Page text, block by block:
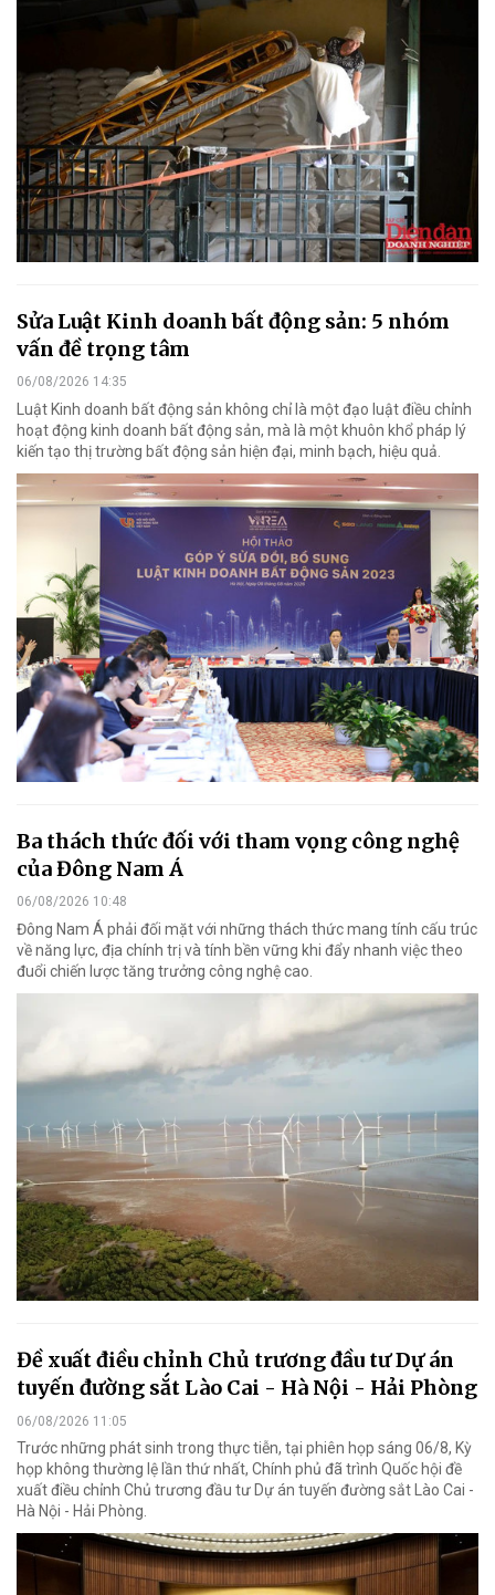
Sửa Luật Kinh doanh bất động sản: 5 nhóm
vấn đề trọng tâm
06/08/2026 14:35
Luật Kinh doanh bất động sản không chỉ là một đạo luật điều chỉnh
hoạt động kinh doanh bất động sản, mà là một khuôn khổ pháp lý
kiến tạo thị trường bất động sản hiện đại, minh bạch, hiệu quả.
Ba thách thức đối với tham vọng công nghệ
của Đông Nam Á
06/08/2026 10:48
Đông Nam Á phải đối mặt với những thách thức mang tính cấu trúc
về năng lực, địa chính trị và tính bền vững khi đẩy nhanh việc theo
đuổi chiến lược tăng trưởng công nghệ cao.
Đề xuất điều chỉnh Chủ trương đầu tư Dự án
tuyến đường sắt Lào Cai - Hà Nội - Hải Phòng
06/08/2026 11:05
Trước những phát sinh trong thực tiễn, tại phiên họp sáng 06/8, Kỳ
họp không thường lệ lần thứ nhất, Chính phủ đã trình Quốc hội đề
xuất điều chỉnh Chủ trương đầu tư Dự án tuyến đường sắt Lào Cai -
Hà Nội - Hải Phòng.